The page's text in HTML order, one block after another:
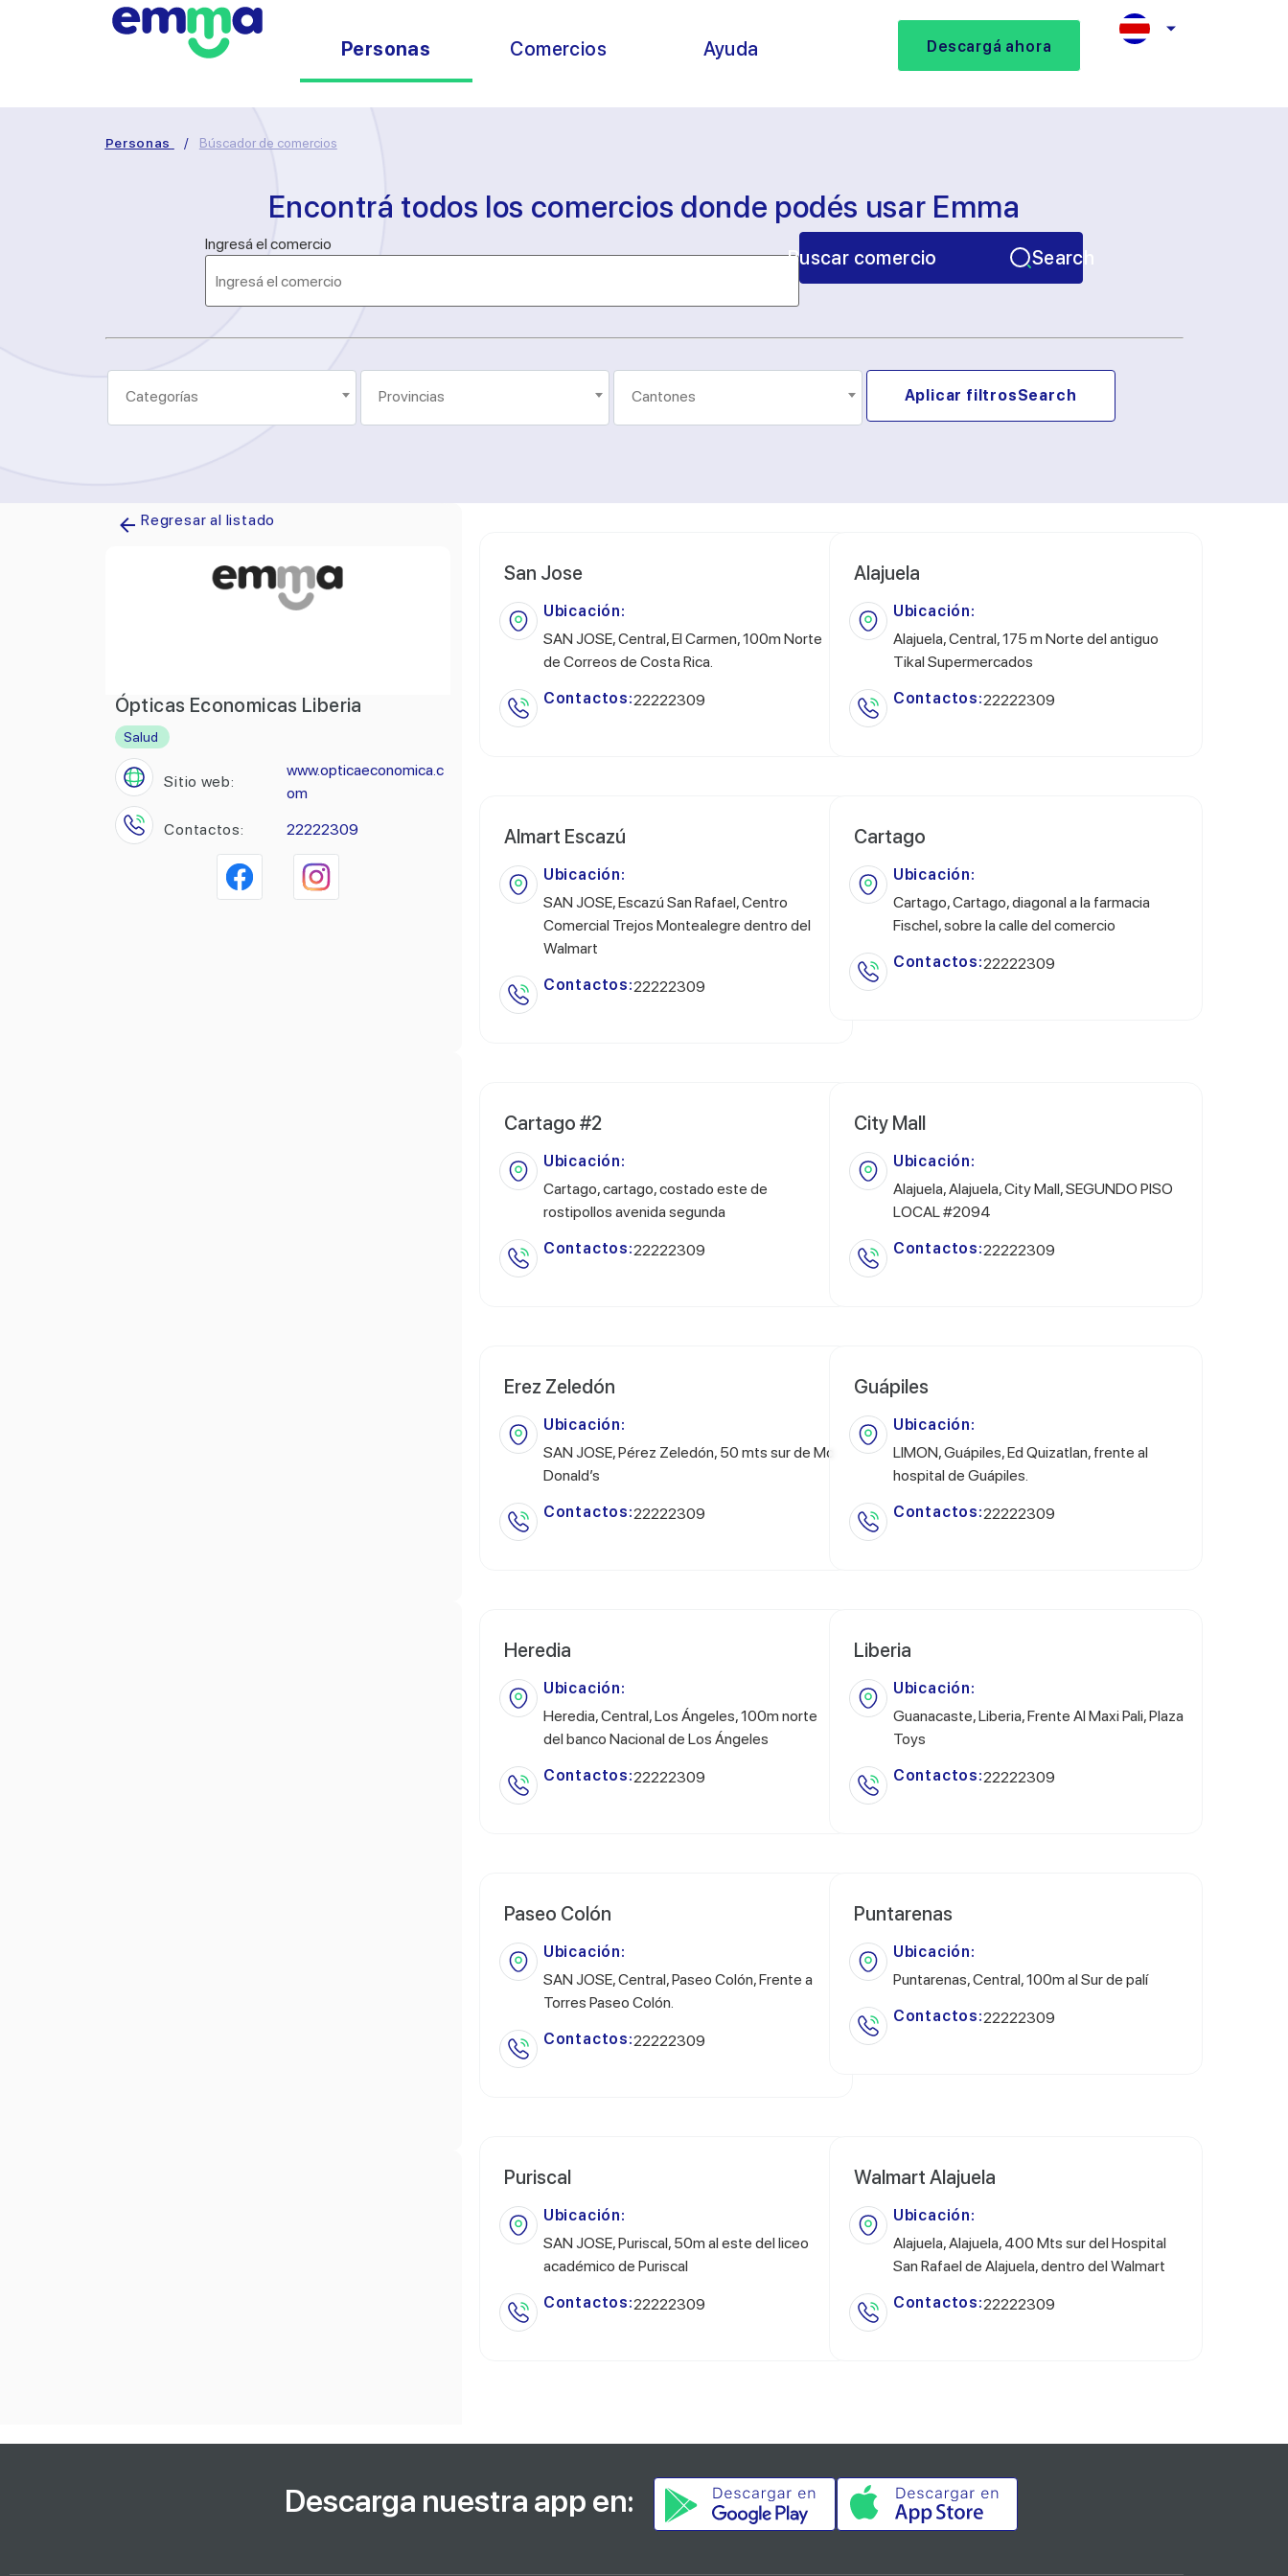
Personas Comercios Ayuda Descargá ahora
Personas / Búscador de comercios
Encontrá todos los comercios donde podés usar Emma
Ingresá el comercio
Buscar comercio Search
Aplicar filtrosSearch
Regresar al listado
Ópticas Economicas Liberia
Salud
Sitio web:
www.opticaeconomica.c
om
Contactos:
22222309
San Jose
Ubicación:
SAN JOSE, Central, El Carmen, 100m Norte
de Correos de Costa Rica.
Contactos:22222309
Alajuela
Ubicación:
Alajuela, Central, 175 m Norte del antiguo
Tikal Supermercados
Contactos:22222309
Almart Escazú
Ubicación:
SAN JOSE, Escazú San Rafael, Centro
Comercial Trejos Montealegre dentro del
Walmart
Contactos:22222309
Cartago
Ubicación:
Cartago, Cartago, diagonal a la farmacia
Fischel, sobre la calle del comercio
Contactos:22222309
Cartago #2
Ubicación:
Cartago, cartago, costado este de
rostipollos avenida segunda
Contactos:22222309
City Mall
Ubicación:
Alajuela, Alajuela, City Mall, SEGUNDO PISO
LOCAL #2094
Contactos:22222309
Erez Zeledón
Ubicación:
SAN JOSE, Pérez Zeledón, 50 mts sur de Mc
Donald’s
Contactos:22222309
Guápiles
Ubicación:
LIMON, Guápiles, Ed Quizatlan, frente al
hospital de Guápiles.
Contactos:22222309
Heredia
Ubicación:
Heredia, Central, Los Ángeles, 100m norte
del banco Nacional de Los Ángeles
Contactos:22222309
Liberia
Ubicación:
Guanacaste, Liberia, Frente Al Maxi Pali, Plaza
Toys
Contactos:22222309
Paseo Colón
Ubicación:
SAN JOSE, Central, Paseo Colón, Frente a
Torres Paseo Colón.
Contactos:22222309
Puntarenas
Ubicación:
Puntarenas, Central, 100m al Sur de palí
Contactos:22222309
Puriscal
Ubicación:
SAN JOSE, Puriscal, 50m al este del liceo
académico de Puriscal
Contactos:22222309
Walmart Alajuela
Ubicación:
Alajuela, Alajuela, 400 Mts sur del Hospital
San Rafael de Alajuela, dentro del Walmart
Contactos:22222309
Descarga nuestra app en: